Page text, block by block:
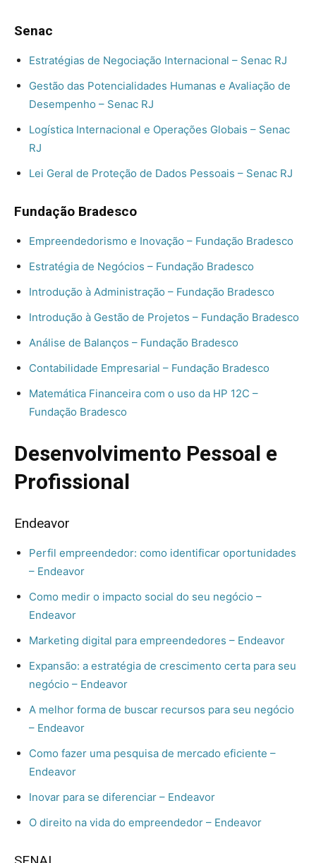
Senac
Estratégias de Negociação Internacional – Senac RJ
Gestão das Potencialidades Humanas e Avaliação de
Desempenho – Senac RJ
Logística Internacional e Operações Globais – Senac
RJ
Lei Geral de Proteção de Dados Pessoais – Senac RJ
Fundação Bradesco
Empreendedorismo e Inovação – Fundação Bradesco
Estratégia de Negócios – Fundação Bradesco
Introdução à Administração – Fundação Bradesco
Introdução à Gestão de Projetos – Fundação Bradesco
Análise de Balanços – Fundação Bradesco
Contabilidade Empresarial – Fundação Bradesco
Matemática Financeira com o uso da HP 12C –
Fundação Bradesco
Desenvolvimento Pessoal e
Profissional
Endeavor
Perfil empreendedor: como identificar oportunidades
– Endeavor
Como medir o impacto social do seu negócio –
Endeavor
Marketing digital para empreendedores – Endeavor
Expansão: a estratégia de crescimento certa para seu
negócio – Endeavor
A melhor forma de buscar recursos para seu negócio
– Endeavor
Como fazer uma pesquisa de mercado eficiente –
Endeavor
Inovar para se diferenciar – Endeavor
O direito na vida do empreendedor – Endeavor